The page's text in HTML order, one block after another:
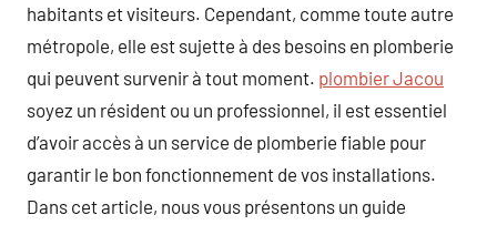
habitants et visiteurs. Cependant, comme toute autre
métropole, elle est sujette à des besoins en plomberie
qui peuvent survenir à tout moment. plombier Jacou
soyez un résident ou un professionnel, il est essentiel
d’avoir accès à un service de plomberie fiable pour
garantir le bon fonctionnement de vos installations.
Dans cet article, nous vous présentons un guide